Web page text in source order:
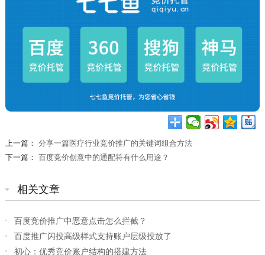
上一篇： 分享一篇医疗行业竞价推广的关键词组合方法
下一篇： 百度竞价创意中的通配符有什么用途？
相关文章
百度竞价推广中恶意点击怎么拦截？
百度推广闪投高级样式支持账户层级投放了
初心：优秀竞价账户结构的搭建方法